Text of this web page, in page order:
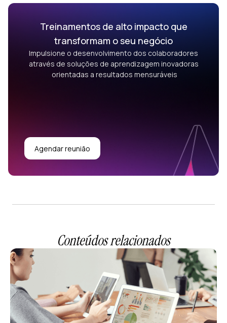
Treinamentos de alto impacto que
transformam o seu negócio
Impulsione o desenvolvimento dos colaboradores
através de soluções de aprendizagem inovadoras
orientadas a resultados mensuráveis
Agendar reunião
Conteúdos relacionados